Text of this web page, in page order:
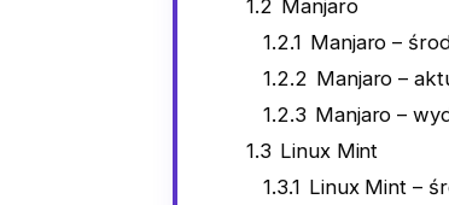
1.2 Manjaro
1.2.1 Manjaro –
1.2.2 Manjaro –
1.2.3 Manjaro –
1.3 Linux Mint
1.3.1 Linux Mint –